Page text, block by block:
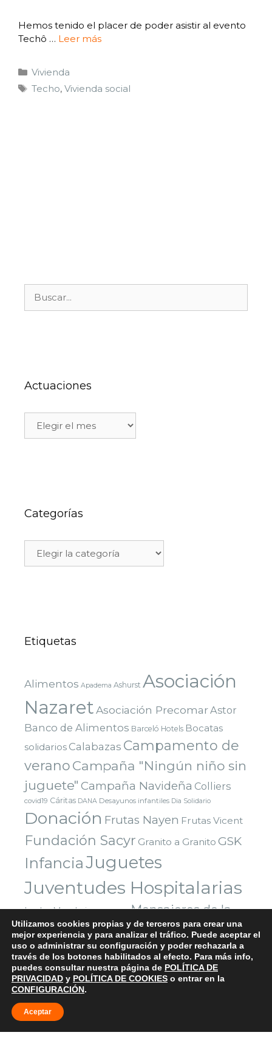
Hemos tenido el placer de poder asistir al evento
Techô … Leer más
Vivienda
Techo, Vivienda social
Actuaciones
Categorías
Etiquetas
Alimentos Apadema Ashurst Asociación
NazaretAsociación PrecomarAstor
Banco de Alimentos Barceló Hotels Bocatas
solidarios Calabazas Campamento de
verano Campaña "Ningún niño sin
juguete" Campaña Navideña Colliers
covid19 Cáritas DANA Desayunos infantiles Dia Solidario
Donación Frutas Nayen Frutas Vicent
Fundación Sacyr Granito a Granito GSK
InfanciaJuguetes
Juventudes Hospitalarias
LecheMandarinas Manises Mensajeros de la
Paz Montealto Navidad Nazaret Paradigma Digital
Parla Premio Red Solidaria Bankia Reyes Magos
Sorteo Valencia VoluntariosVuelta al coleYuncos
© 2026 FUNDACIÓN TODA AYUDA
Utilizamos cookies propias y de terceros para crear una
mejor experiencia y para analizar el tráfico. Puede aceptar el
uso o administrar su configuración y poder rechazarla a
través de los botones habilitados al efecto. Para más info,
puedes consultar nuestra página de POLÍTICA DE
PRIVACIDAD y POLÍTICA DE COOKIES o entrar en la
CONFIGURACIÓN.
Aceptar